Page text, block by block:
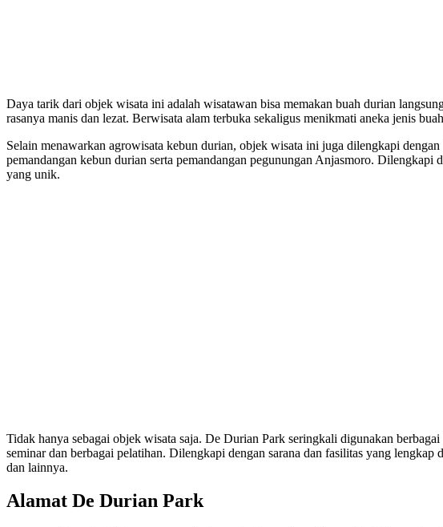
Daya tarik dari objek wisata ini adalah wisatawan bisa memakan buah durian
rasanya manis dan lezat. Berwisata alam terbuka sekaligus menikmati aneka jenis
Selain menawarkan agrowisata kebun durian, objek wisata ini juga dilengkapi
pemandangan kebun durian serta pemandangan pegunungan Anjasmoro. Dilengkapi
yang unik.
Tidak hanya sebagai objek wisata saja. De Durian Park seringkali digunakan
seminar dan berbagai pelatihan. Dilengkapi dengan sarana dan fasilitas yang lengkap
dan lainnya.
Alamat De Durian Park